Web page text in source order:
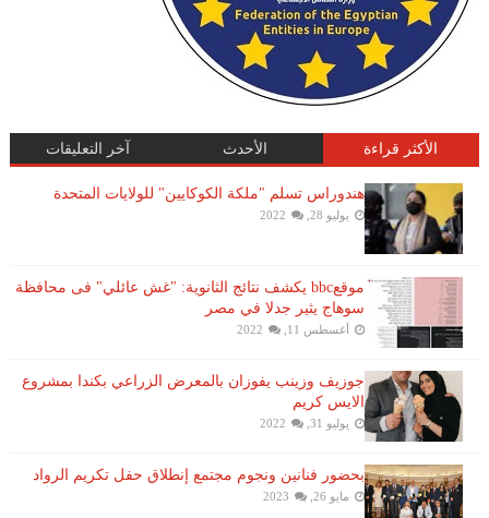
الأكثر قراءة الأحدث آخر التعليقات
هندوراس تسلم "ملكة الكوكايين" للولايات المتحدة
يوليو 28, 2022
موقعbbc يكشف نتائج الثانوية: "غش عائلي" فى محافظة
سوهاج يثير جدلا في مصر
أغسطس 11, 2022
جوزيف وزينب يفوزان بالمعرض الزراعي بكندا بمشروع
الايس كريم
يوليو 31, 2022
بحضور فنانين ونجوم مجتمع إنطلاق حفل تكريم الرواد
مايو 26, 2023